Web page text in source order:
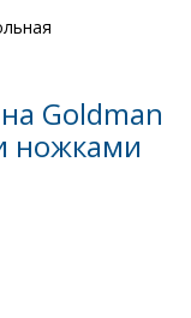
Goldman
ножками